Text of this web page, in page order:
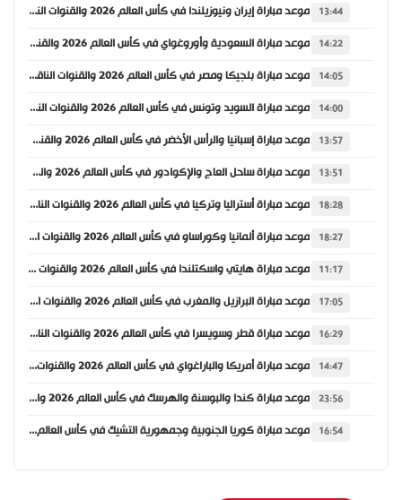
13:44 موعد مباراة إيران ونيوزيلندا في كأس العالم 2026 والقنوات الناقلة
14:22 موعد مباراة السعودية وأوروغواي في كأس العالم 2026 والقنوات الناقلة
14:05 موعد مباراة بلجيكا ومصر في كأس العالم 2026 والقنوات الناقلة
14:00 موعد مباراة السويد وتونس في كأس العالم 2026 والقنوات الناقلة
13:57 موعد مباراة إسبانيا والرأس الأخضر في كأس العالم 2026 والقنوات الناقلة
13:51 موعد مباراة ساحل العاج والإكوادور في كأس العالم 2026 والقنوات الناقلة
18:28 موعد مباراة أستراليا وتركيا في كأس العالم 2026 والقنوات الناقلة
18:27 موعد مباراة ألمانيا وكوراساو في كأس العالم 2026 والقنوات الناقلة
11:17 موعد مباراة هايتي واسكتلندا في كأس العالم 2026 والقنوات الناقلة
17:05 موعد مباراة البرازيل والمغرب في كأس العالم 2026 والقنوات الناقلة
16:29 موعد مباراة قطر وسويسرا في كأس العالم 2026 والقنوات الناقلة
14:47 موعد مباراة أمريكا والباراغواي في كأس العالم 2026 والقنوات الناقلة
23:56 موعد مباراة كندا والبوسنة والهرسك في كأس العالم 2026 والقنوات الناقلة
16:54 موعد مباراة كوريا الجنوبية وجمهورية التشيك في كأس العالم 2026 والقنوات الناقلة